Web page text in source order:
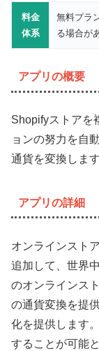
料金
体系
無料プラ
る場合が
アプリの概要
Shopifyストアを
ョンの努力を自
通貨を変換しま
アプリの詳細
オンラインスト
追加して、世界
のオンラインス
の通貨変換を提
化を提供します
することが可能